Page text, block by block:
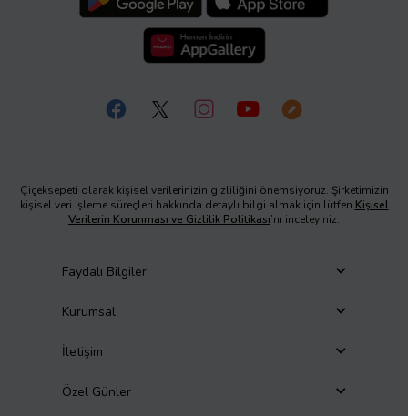
Çiçeksepeti olarak kişisel verilerinizin gizliliğini önemsiyoruz. Şirketimizin
kişisel veri işleme süreçleri hakkında detaylı bilgi almak için lütfen Kişisel
Verilerin Korunması ve Gizlilik Politikası’nı inceleyiniz.
Faydalı Bilgiler
Kurumsal
İletişim
Özel Günler